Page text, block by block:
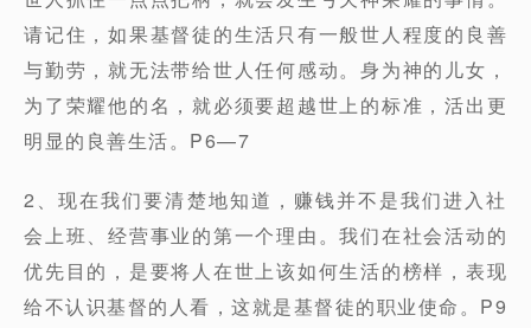
请记住，如果基督徒的生活只有一般世人程度的良善
与勤劳，就无法带给世人任何感动。身为神的儿女，
为了荣耀他的名，就必须要超越世上的标准，活出更
明显的良善生活。P6—7
2、现在我们要清楚地知道，赚钱并不是我们进入社
会上班、经营事业的第一个理由。我们在社会活动的
优先目的，是要将人在世上该如何生活的榜样，表现
给不认识基督的人看，这就是基督徒的职业使命。P9